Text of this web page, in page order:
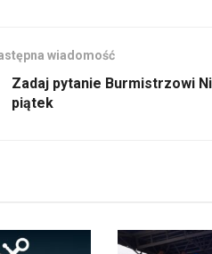
wiadomość
Zadaj pytanie Burmistrzowi
piątek